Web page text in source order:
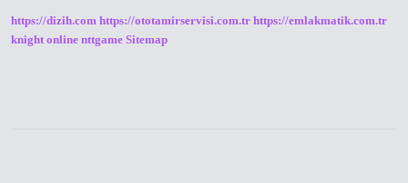
https://dizih.com https://ototamirservisi.com.tr https://emlakmatik.com.tr
knight online nttgame Sitemap